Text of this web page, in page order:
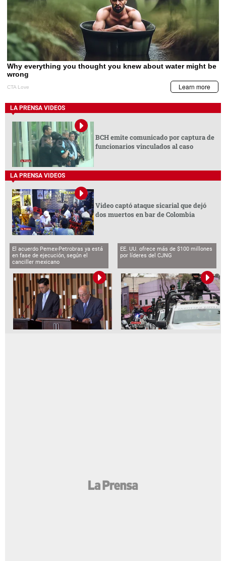
LA PRENSA VIDEOS
BCH emite comunicado por captura de
funcionarios vinculados al caso
LA PRENSA VIDEOS
Video captó ataque sicarial que dejó
dos muertos en bar de Colombia
El acuerdo Pemex-Petrobras ya está
en fase de ejecución, según el
canciller mexicano
EE. UU. ofrece más de $100 millones
por líderes del CJNG